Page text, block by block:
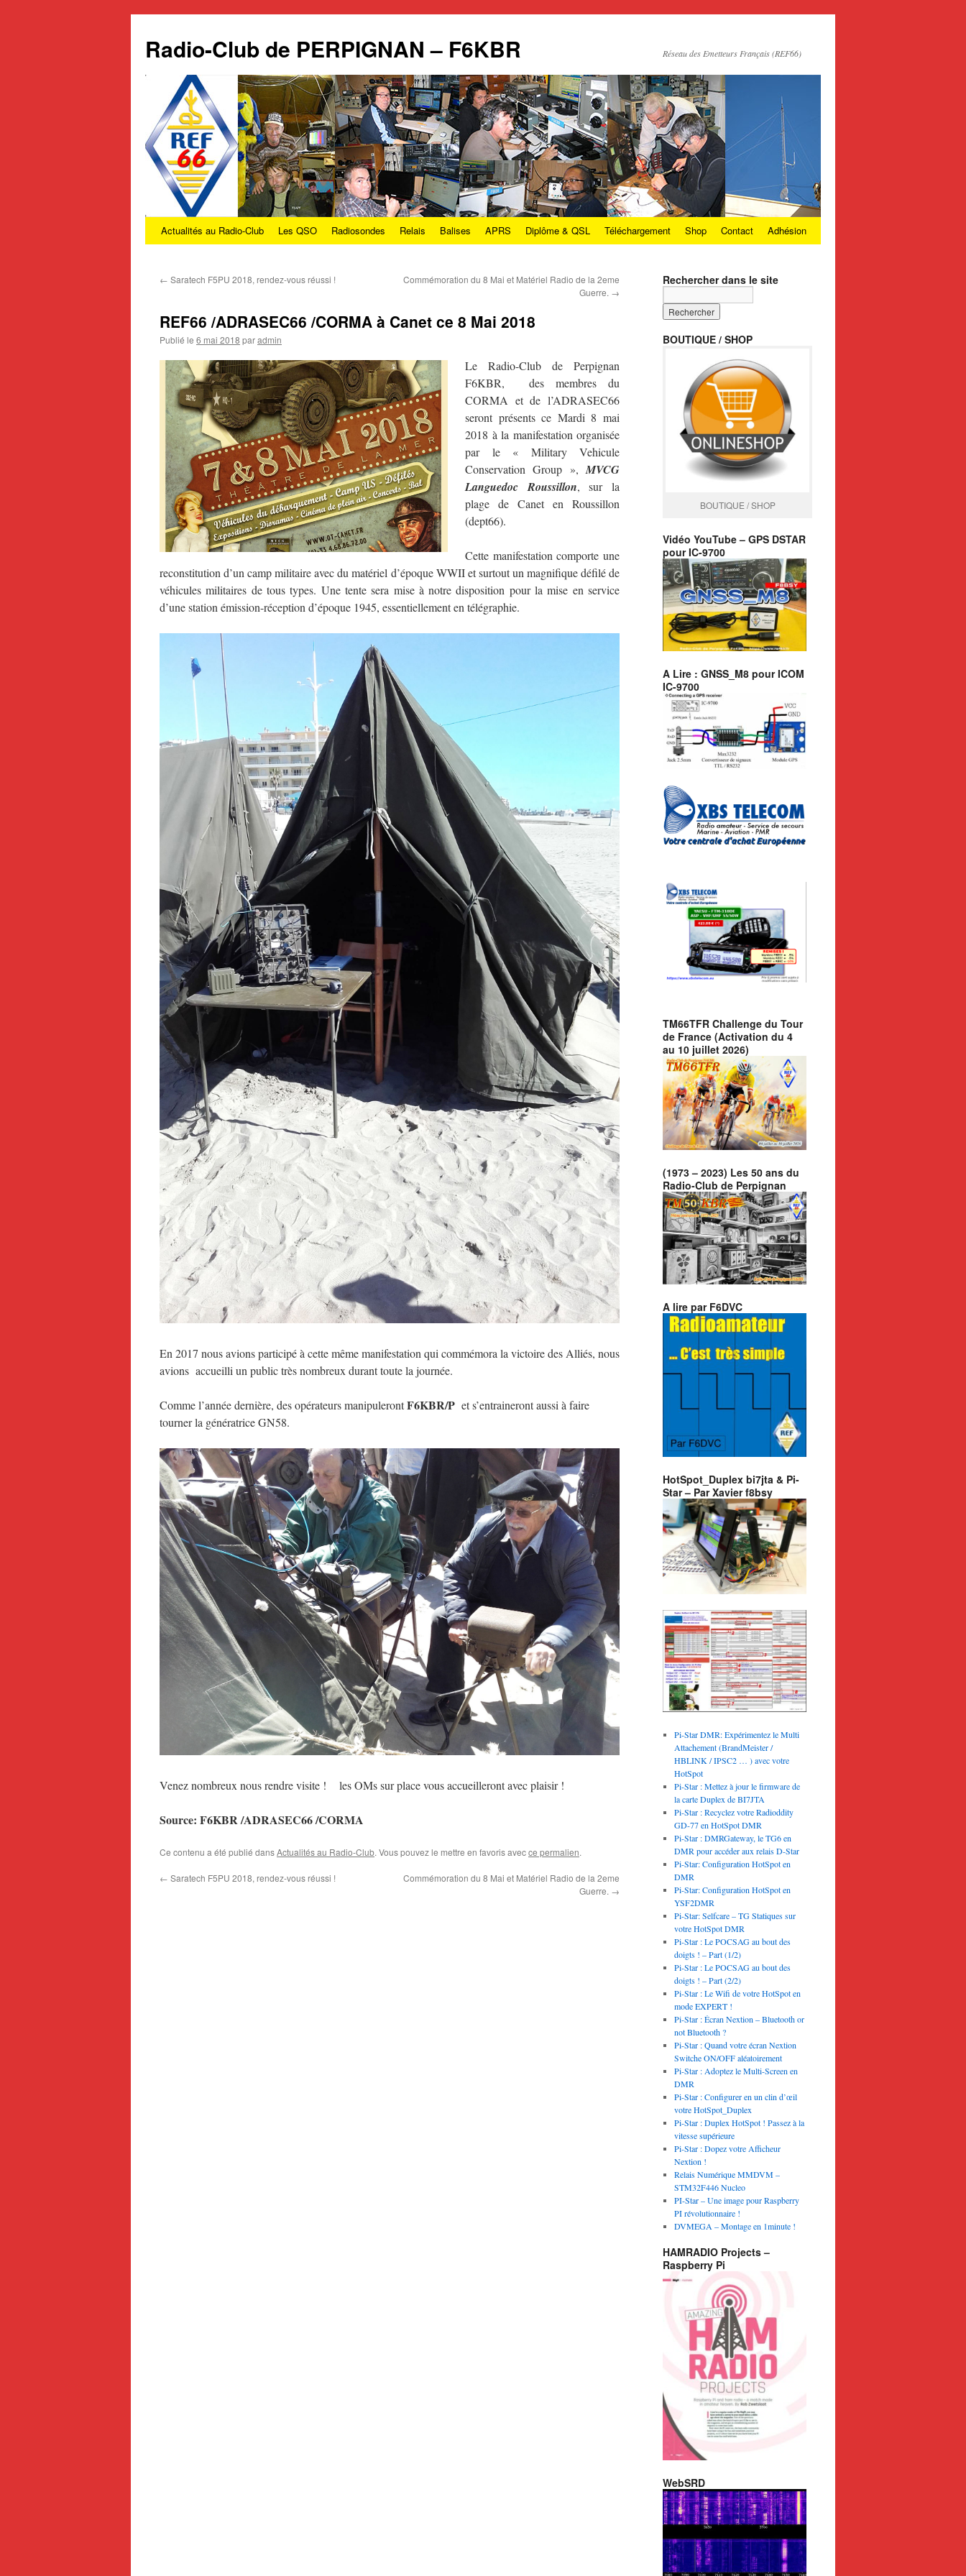
Radio-Club de PERPIGNAN – F6KBR Réseau des Emetteurs Français (REF66)
Aller
contenu
Actualités au Radio-Club Les QSO Radiosondes Relais Balises APRS Diplôme & QSL Téléchargement Shop Contact Adhésion
← Saratech F5PU 2018, rendez-vous réussi !
Commémoration du 8 Mai et Matériel Radio de la 2eme
Guerre. →
REF66 /ADRASEC66 /CORMA à Canet ce 8 Mai 2018
Publié le 6 mai 2018 paradmin
Le Radio-Club de Perpignan
F6KBR, des membres du
CORMA et de l’ADRASEC66
seront présents ce Mardi 8 mai
2018 à la manifestation organisée
par le « Military Vehicule
Conservation Group », MVCG
Languedoc Roussillon, sur la
plage de Canet en Roussillon
(dept66).
Cette manifestation comporte une
reconstitution d’un camp militaire avec du matériel d’époque WWII et surtout un magnifique défilé de
véhicules militaires de tous types. Une tente sera mise à notre disposition pour la mise en service
d’une station émission-réception d’époque 1945, essentiellement en télégraphie.
En 2017 nous avions participé à cette même manifestation qui commémora la victoire des Alliés, nous
avions accueilli un public très nombreux durant toute la journée.
Comme l’année dernière, des opérateurs manipulerontF6KBR/P et s’entraineront aussi à faire
tourner la génératrice GN58.
Venez nombreux nous rendre visite ! les OMs sur place vous accueilleront avec plaisir !
Source: F6KBR /ADRASEC66 /CORMA
Ce contenu a été publié dansActualités au Radio-Club. Vous pouvez le mettre en favoris avecce permalien.
← Saratech F5PU 2018, rendez-vous réussi !
Commémoration du 8 Mai et Matériel Radio de la 2eme
Guerre. →
Rechercher dans le site
BOUTIQUE / SHOP
BOUTIQUE / SHOP
Vidéo YouTube – GPS DSTAR
pour IC-9700
A Lire : GNSS_M8 pour ICOM
IC-9700
TM66TFR Challenge du Tour
de France (Activation du 4
au 10 juillet 2026)
(1973 – 2023) Les 50 ans du
Radio-Club de Perpignan
A lire par F6DVC
HotSpot_Duplex bi7jta & Pi-
Star – Par Xavier f8bsy
Pi-Star DMR: Expérimentez le Multi
Attachement (BrandMeister /
HBLINK / IPSC2 … ) avec votre
HotSpot
Pi-Star : Mettez à jour le firmware de
la carte Duplex de BI7JTA
Pi-Star : Recyclez votre Radioddity
GD-77 en HotSpot DMR
Pi-Star : DMRGateway, le TG6 en
DMR pour accéder aux relais D-Star
Pi-Star: Configuration HotSpot en
DMR
Pi-Star: Configuration HotSpot en
YSF2DMR
Pi-Star: Selfcare – TG Statiques sur
votre HotSpot DMR
Pi-Star : Le POCSAG au bout des
doigts ! – Part (1/2)
Pi-Star : Le POCSAG au bout des
doigts ! – Part (2/2)
Pi-Star : Le Wifi de votre HotSpot en
mode EXPERT !
Pi-Star : Écran Nextion – Bluetooth or
not Bluetooth ?
Pi-Star : Quand votre écran Nextion
Switche ON/OFF aléatoirement
Pi-Star : Adoptez le Multi-Screen en
DMR
Pi-Star : Configurer en un clin d’œil
votre HotSpot_Duplex
Pi-Star : Duplex HotSpot ! Passez à la
vitesse supérieure
Pi-Star : Dopez votre Afficheur
Nextion !
Relais Numérique MMDVM –
STM32F446 Nucleo
PI-Star – Une image pour Raspberry
PI révolutionnaire !
DVMEGA – Montage en 1minute !
HAMRADIO Projects –
Raspberry Pi
WebSRD